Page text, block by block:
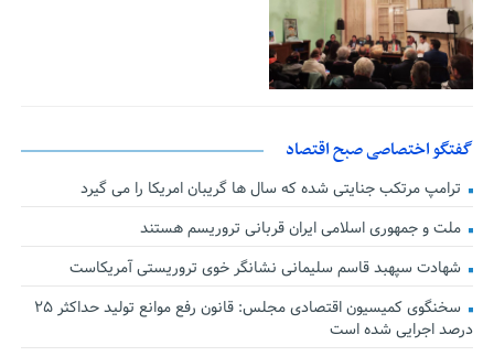
گفتگو اختصاصی صبح اقتصاد
ترامپ مرتکب جنایتی شده که سال ها گریبان امریکا را می گیرد
ملت و جمهوری اسلامی ایران قربانی تروریسم هستند
شهادت سپهبد قاسم سلیمانی نشانگر خوی تروریستی آمریکاست
سخنگوی کمیسیون اقتصادی مجلس: قانون رفع موانع تولید حداکثر ۲۵
درصد اجرایی شده است